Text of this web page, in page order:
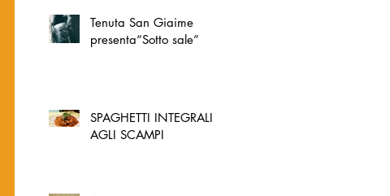
Tenuta San Giaime
presenta“Sotto sale”
SPAGHETTI INTEGRALI
AGLI SCAMPI